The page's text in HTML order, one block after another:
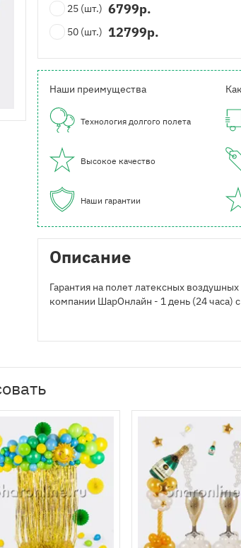
25 (шт.) 6799р.
50 (шт.) 12799р.
Наши преимущества
Технология долгого полета
Высокое качество
Наши гарантии
Описание
Гарантия на полет латексных
компании ШарОнлайн - 1 день (24 часа)